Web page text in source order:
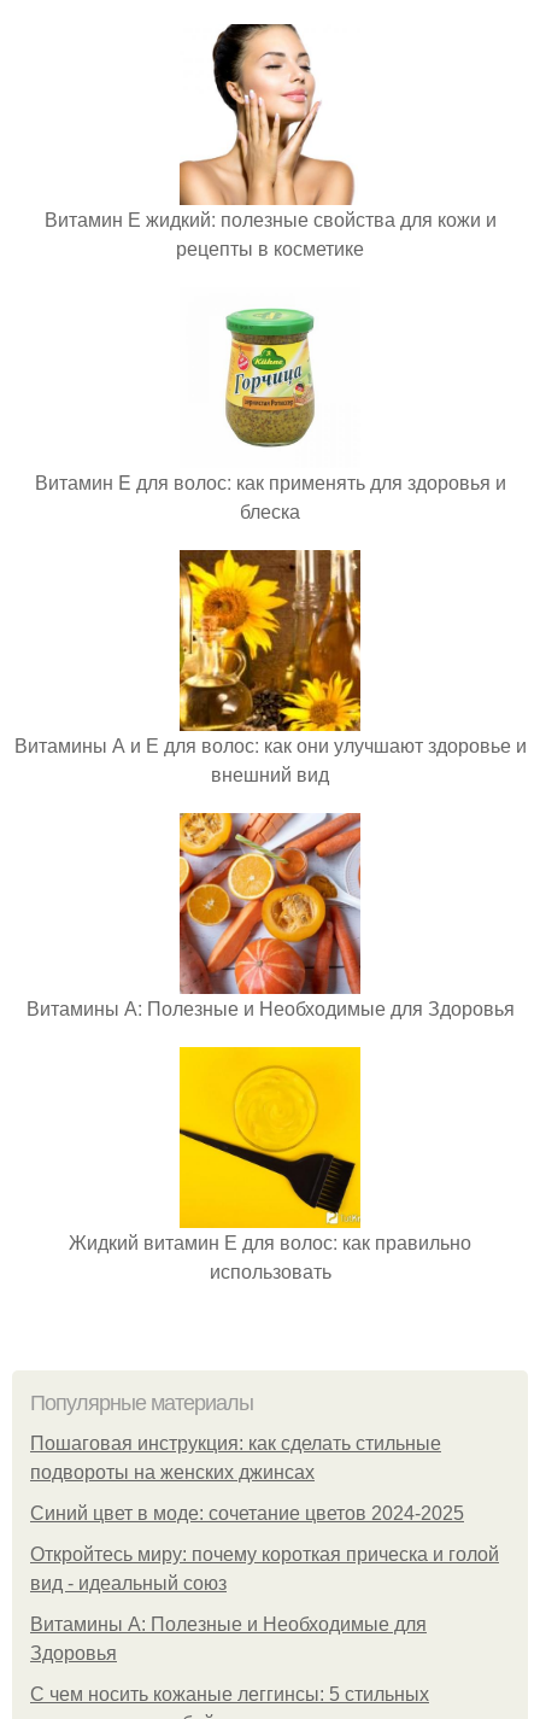
Витамин Е жидкий: полезные свойства для кожи и
рецепты в косметике
Витамин E для волос: как применять для здоровья и
блеска
Витамины А и Е для волос: как они улучшают здоровье и
внешний вид
Витамины А: Полезные и Необходимые для Здоровья
Жидкий витамин Е для волос: как правильно
использовать
Популярные материалы
Пошаговая инструкция: как сделать стильные
подвороты на женских джинсах
Синий цвет в моде: сочетание цветов 2024-2025
Откройтесь миру: почему короткая прическа и голой
вид - идеальный союз
Витамины А: Полезные и Необходимые для
Здоровья
С чем носить кожаные леггинсы: 5 стильных